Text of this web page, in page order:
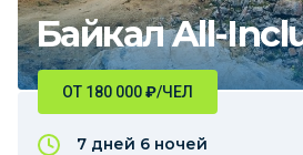
Байкал All-
ОТ 180 000₽/ЧЕЛ
7 дней 6 ночей